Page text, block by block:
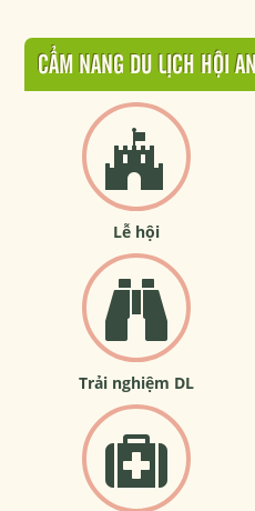
CẨM NANG DU LỊCH HỘI AN
Lễ hội
Trải nghiệm DL